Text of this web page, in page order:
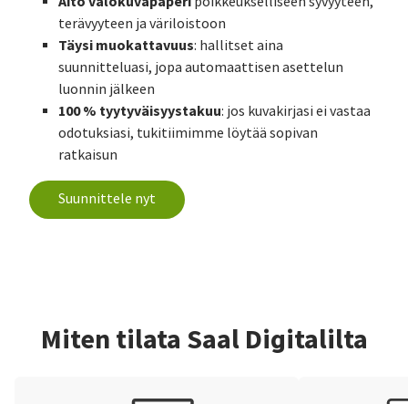
terävyyteen ja väriloistoon
Täysi muokattavuus: hallitset aina
suunnitteluasi, jopa automaattisen asettelun
luonnin jälkeen
100 % tyytyväisyystakuu: jos kuvakirjasi ei vastaa
odotuksiasi, tukitiimimme löytää sopivan
ratkaisun
Suunnittele nyt
Miten tilata Saal Digitalilta